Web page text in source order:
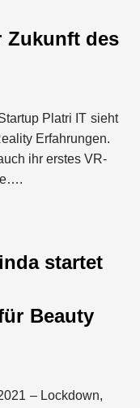
Zukunft des
Platri IT sieht
Erfahrungen.
ihr erstes VR-
startet
Beauty
– Lockdown,